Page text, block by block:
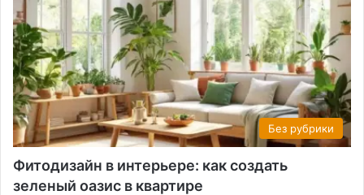
Без рубрики
Фитодизайн в интерьере: как создать
зеленый оазис в квартире